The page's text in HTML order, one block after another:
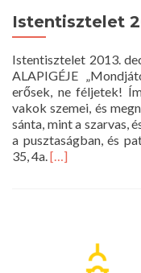
Istentisztelet
Istentisztelet 2013.
ALAPIGÉJE
erősek, ne féljetek!
vakok szemei, és
sánta, mint a szarvas,
a pusztaságban, és
35, 4a.Read
[…]